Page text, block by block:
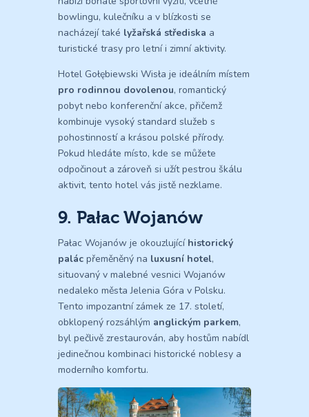
bowlingu, kulečníku a v blízkosti se
nacházejí také lyžařská střediska a
turistické trasy pro letní i zimní aktivity.
Hotel Gołębiewski Wisła je ideálním místem
pro rodinnou dovolenou, romantický
pobyt nebo konferenční akce, přičemž
kombinuje vysoký standard služeb s
pohostinností a krásou polské přírody.
Pokud hledáte místo, kde se můžete
odpočinout a zároveň si užít pestrou škálu
aktivit, tento hotel vás jistě nezklame.
9. Pałac Wojanów
Pałac Wojanów je okouzlující historický
palác přeměněný na luxusní hotel,
situovaný v malebné vesnici Wojanów
nedaleko města Jelenia Góra v Polsku.
Tento impozantní zámek ze 17. století,
obklopený rozsáhlým anglickým parkem,
byl pečlivě zrestaurován, aby hostům nabídl
jedinečnou kombinaci historické noblesy a
moderního komfortu.